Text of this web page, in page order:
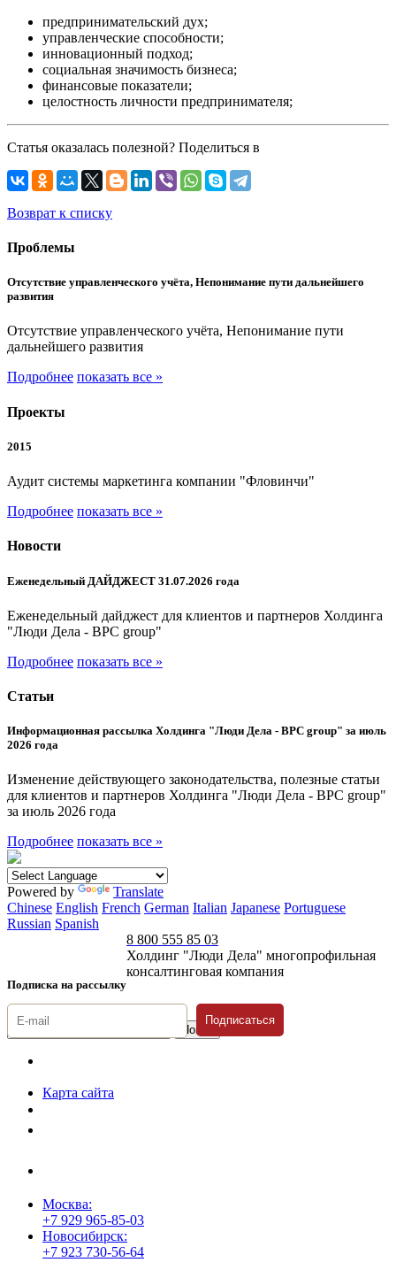
предпринимательский дух;
управленческие способности;
инновационный подход;
социальная значимость бизнеса;
финансовые показатели;
целостность личности предпринимателя;
Статья оказалась полезной? Поделиться в
Возврат к списку
Проблемы
Отсутствие управленческого учёта, Непонимание пути дальнейшего
развития
Отсутствие управленческого учёта, Непонимание пути
дальнейшего развития
Подробнее показать все »
Проекты
2015
Аудит системы маркетинга компании "Фловинчи"
Подробнее показать все »
Новости
Еженедельный ДАЙДЖЕСТ 31.07.2026 года
Еженедельный дайджест для клиентов и партнеров Холдинга
"Люди Дела - BPC group"
Подробнее показать все »
Статьи
Информационная рассылка Холдинга "Люди Дела - BPC group" за июль
2026 года
Изменение действующего законодательства, полезные статьи
для клиентов и партнеров Холдинга "Люди Дела - BPC group"
за июль 2026 года
Подробнее показать все »
Powered by
Translate
Chinese English French German Italian Japanese Portuguese
Russian Spanish
Подписка на рассылку
8 800 555 85 03
Холдинг "Люди Дела" многопрофильная
консалтинговая компания
Подписаться
Карта сайта
Москва:
+7 929 965-85-03
Новосибирск:
+7 923 730-56-64